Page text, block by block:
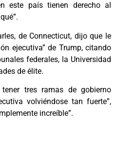
este país tienen derecho al
de Connecticut, dijo que le
ejecutiva” de Trump, citando
federales, la Universidad
de élite.
tres ramas de gobierno
volviéndose tan fuerte”,
increíble”.